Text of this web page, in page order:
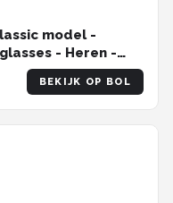
model -
- Heren -
BEKIJK OP BOL